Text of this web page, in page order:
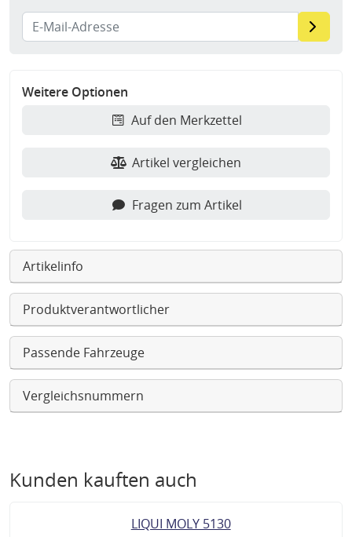
Weitere Optionen
Auf den Merkzettel
Artikel vergleichen
Fragen zum Artikel
Artikelinfo
Produktverantwortlicher
Passende Fahrzeuge
Vergleichsnummern
Kunden kauften auch
LIQUI MOLY 5130